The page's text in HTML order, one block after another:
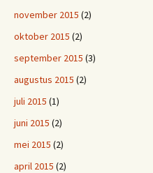
november 2015 (2)
oktober 2015 (2)
september 2015 (3)
augustus 2015 (2)
juli 2015 (1)
juni 2015 (2)
mei 2015 (2)
april 2015 (2)